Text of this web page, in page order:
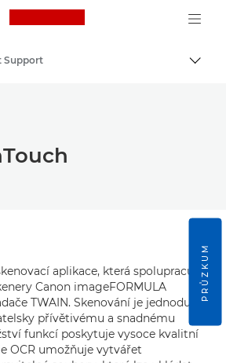
Canon Logo, back to
Support
aplikace, která spolupracuje
Canon imageFORMULA
TWAIN. Skenování je jednoduché
přívětivému a snadnému
funkcí poskytuje vysoce kvalitní
OCR umožňuje vytvářet
PRŮZKUM